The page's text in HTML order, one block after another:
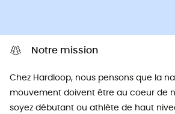
Notre mission
Chez Hardloop, nous pensons que la
mouvement doivent être au coeur de
soyez débutant ou athlète de haut